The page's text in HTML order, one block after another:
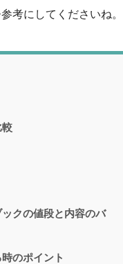
考にしてくださいね。
較
クの値段と内容のバ
のポイント